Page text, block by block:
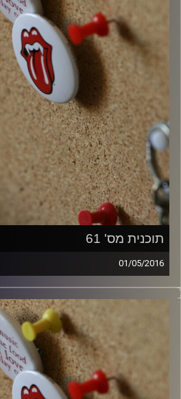
תוכנית מס' 61
01/05/2016
קלאסיקות רוק עם אורן הוף.
włodi